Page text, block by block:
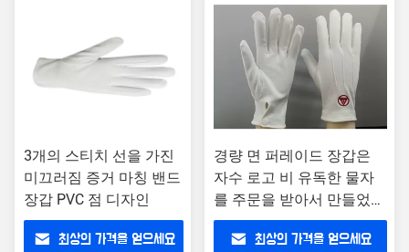
3개의 스티치 선을 가진
미끄러짐 증거 마칭 밴드
장갑 PVC 점 디자인
최상의 가격을 얻으세요
경량 면 퍼레이드 장갑은
자수 로고 비 유독한 물자
를 주문을 받아서 만들었습
니다
최상의 가격을 얻으세요